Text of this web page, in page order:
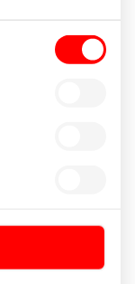
ir užtikrinti
bendrovės